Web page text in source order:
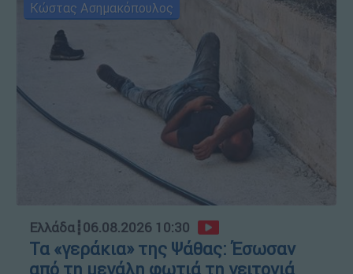
Κώστας Ασημακόπουλος
Ελλάδα┋06.08.2026 10:30
Τα «γεράκια» της Ψάθας: Έσωσαν
από τη μεγάλη φωτιά τη γειτονιά